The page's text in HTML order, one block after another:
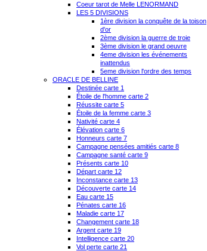
Coeur tarot de Melle LENORMAND
LES 5 DIVISIONS
1ère division la conquête de la toison
d'or
2ème division la guerre de troie
3ème division le grand oeuvre
4eme division les événements
inattendus
5eme division l'ordre des temps
ORACLE DE BELLINE
Destinée carte 1
Étoile de l'homme carte 2
Réussite carte 5
Étoile de la femme carte 3
Nativité carte 4
Élévation carte 6
Honneurs carte 7
Campagne pensées amitiés carte 8
Campagne santé carte 9
Présents carte 10
Départ carte 12
Inconstance carte 13
Découverte carte 14
Eau carte 15
Pénates carte 16
Maladie carte 17
Changement carte 18
Argent carte 19
Intelligence carte 20
Vol perte carte 21